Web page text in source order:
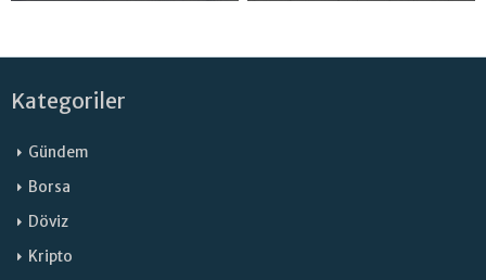
Kategoriler
Gündem
Borsa
Döviz
Kripto